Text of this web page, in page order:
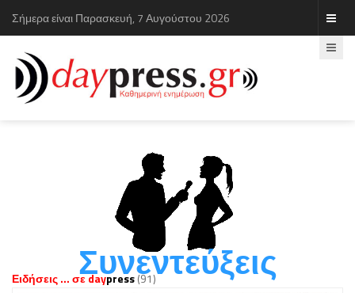
Σήμερα είναι Παρασκευή, 7 Αυγούστου 2026
Συνεντεύξεις
Ειδήσεις ... σε daypress(91)